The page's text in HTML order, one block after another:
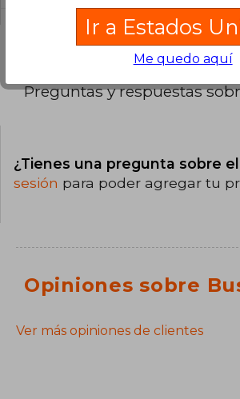
Preguntas y respuestas
¿Tienes una pregunta sobre
sesión para poder agregar tu
Opiniones sobre
Ver más opiniones de clientes
Ir a Estados
Me quedo aquí